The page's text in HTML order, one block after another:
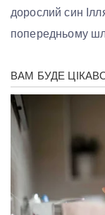
дорослий син
попередньому